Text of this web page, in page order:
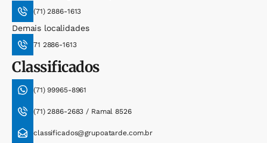
(71) 2886-1613
Demais localidades
71 2886-1613
Classificados
(71) 99965-8961
(71) 2886-2683 / Ramal 8526
classificados@grupoatarde.com.br